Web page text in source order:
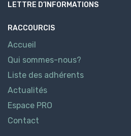
LETTRE D’INFORMATIONS
RACCOURCIS
Accueil
Qui sommes-nous?
Liste des adhérents
Actualités
Espace PRO
Contact